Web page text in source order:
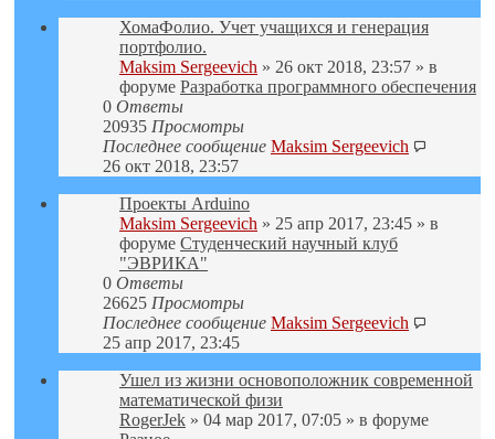
ХомаФолио. Учет учащихся и генерация
портфолио.
Maksim Sergeevich » 26 окт 2018, 23:57 » в
форуме Разработка программного обеспечения
0 Ответы
20935 Просмотры
Последнее сообщение Maksim Sergeevich
26 окт 2018, 23:57
Проекты Arduino
Maksim Sergeevich » 25 апр 2017, 23:45 » в
форуме Студенческий научный клуб
"ЭВРИКА"
0 Ответы
26625 Просмотры
Последнее сообщение Maksim Sergeevich
25 апр 2017, 23:45
Ушел из жизни основоположник современной
математической физи
RogerJek » 04 мар 2017, 07:05 » в форуме